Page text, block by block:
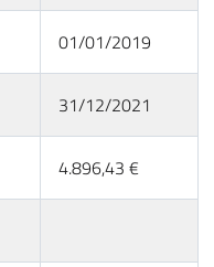
01/01/2019
31/12/2021
4.896,43 €